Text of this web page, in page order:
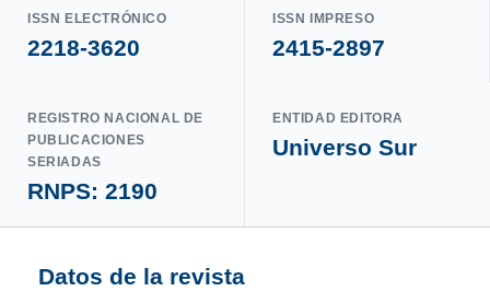
ISSN ELECTRÓNICO
2218-3620
ISSN IMPRESO
2415-2897
REGISTRO NACIONAL DE
PUBLICACIONES
SERIADAS
RNPS: 2190
ENTIDAD EDITORA
Universo Sur
Datos de la revista